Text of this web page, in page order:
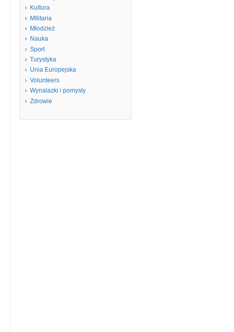
Kultura
MIlitaria
Młodzież
Nauka
Sport
Turystyka
Unia Europejska
Volunteers
Wynalazki i pomysły
Zdrowie